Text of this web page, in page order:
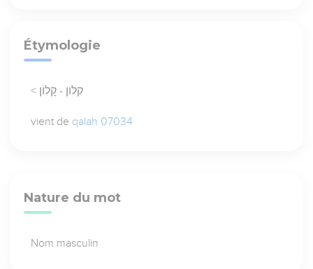
Étymologie
< קלון - קָלוֹן
vient de qalah 07034
Nature du mot
Nom masculin